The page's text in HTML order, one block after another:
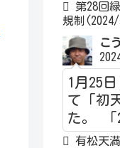
第28回
規制
こ
1月25
て「初
た。 「
有松天